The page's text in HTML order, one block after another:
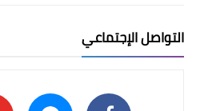
التواصل الإجتماعي